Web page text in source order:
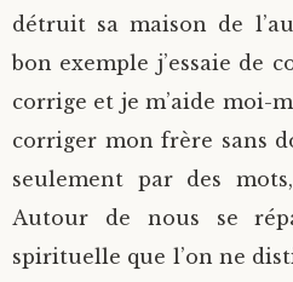
détruit sa maison de
bon exemple j’essaie de
corrige et je m’aide moi-
corriger mon frère sans
seulement par des
Autour de nous se
spirituelle que l’on ne